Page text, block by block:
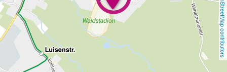
OpenStreetMap contributors